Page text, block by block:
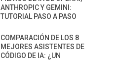
ANTHROPIC Y GEMINI:
TUTORIAL PASO A PASO
COMPARACIÓN DE LOS 8
MEJORES ASISTENTES DE
CÓDIGO DE IA: ¿UN